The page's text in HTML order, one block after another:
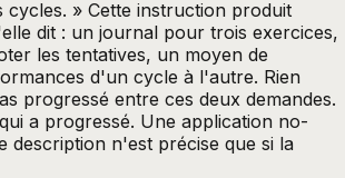
» Cette instruction produit
dit : un journal pour trois exercices,
les tentatives, un moyen de
d'un cycle à l'autre. Rien
progressé entre ces deux demandes.
a progressé. Une application no-
description n'est précise que si la